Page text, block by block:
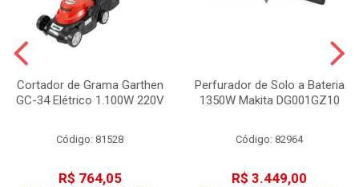
Cortador de Grama Garthen
GC-34 Elétrico 1.100W 220V
Código: 81528
R$ 764,05
Perfurador de Solo a Bateria
1350W Makita DG001GZ10
Código: 82964
R$ 3.449,00